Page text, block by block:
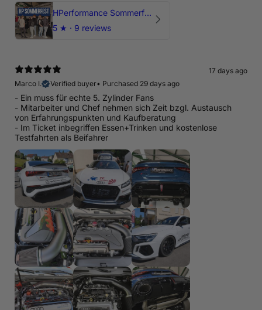
HPerformance Sommerfest 2026
5 ★ · 9 reviews
17 days ago
Marco I.
Verified buyer• Purchased 29 days ago
- Ein muss für echte 5. Zylinder Fans
- Mitarbeiter und Chef nehmen sich Zeit bzgl. Austausch
von Erfahrungspunkten und Kaufberatung
- Im Ticket inbegriffen Essen+Trinken und kostenlose
Testfahrten als Beifahrer